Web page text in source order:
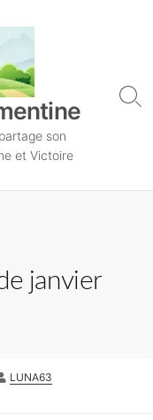
son
et Victoire
S
janvier
A
LUNA63